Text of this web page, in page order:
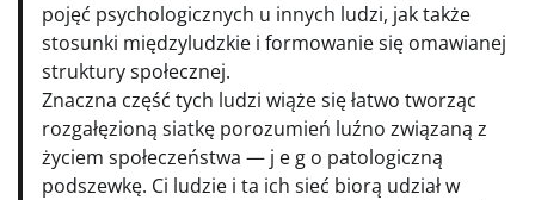
pojęć psychologicznych u innych ludzi, jak także
stosunki międzyludzkie i formowanie się omawianej
struktury społecznej.
Znaczna część tych ludzi wiąże się łatwo tworząc
rozgałęzioną siatkę porozumień luźno związaną z
życiem społeczeństwa — j e g o patologiczną
podszewkę. Ci ludzie i ta ich sieć biorą udział w